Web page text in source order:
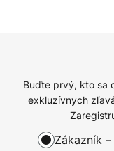
Buďte prvý, kto sa
exkluzívnych
Zákazník